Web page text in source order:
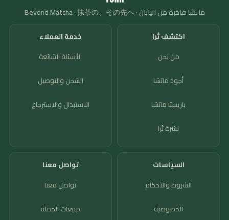
ماتشا فاخرة من اليابان · Beyond Matcha · 抹茶の、その先へ
اكتشف تُرا
من نحن
أجود ماتشا
باريستا ماتشا
نشرة تُرا
خدمة العملاء
الأسئلة الشائعة
الشحن والتوصيل
الاستبدال والاسترجاع
السياسات
الشروط والأحكام
الخصوصية
تواصل معنا
تواصل معنا
مبيعات الجملة